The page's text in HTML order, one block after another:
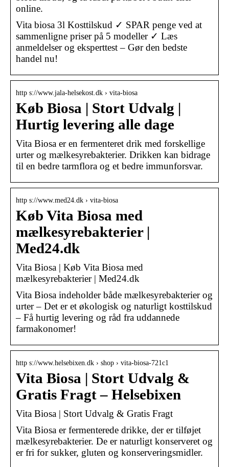
online.
Vita biosa 3l Kosttilskud ✓ SPAR penge ved at
sammenligne priser på 5 modeller ✓ Læs
anmeldelser og eksperttest – Gør den bedste
handel nu!
http s://www.jala-helsekost.dk › vita-biosa
Køb Biosa | Stort Udvalg |
Hurtig levering alle dage
Vita Biosa er en fermenteret drik med forskellige
urter og mælkesyrebakterier. Drikken kan bidrage
til en bedre tarmflora og et bedre immunforsvar.
http s://www.med24.dk › vita-biosa
Køb Vita Biosa med
mælkesyrebakterier |
Med24.dk
Vita Biosa | Køb Vita Biosa med
mælkesyrebakterier | Med24.dk
Vita Biosa indeholder både mælkesyrebakterier og
urter – Det er et økologisk og naturligt kosttilskud
– Få hurtig levering og råd fra uddannede
farmakonomer!
http s://www.helsebixen.dk › shop › vita-biosa-721c1
Vita Biosa | Stort Udvalg &
Gratis Fragt – Helsebixen
Vita Biosa | Stort Udvalg & Gratis Fragt
Vita Biosa er fermenterede drikke, der er tilføjet
mælkesyrebakterier. De er naturligt konserveret og
er fri for sukker, gluten og konserveringsmidler.